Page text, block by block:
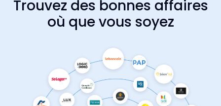
Trouvez des bonnes affaires
où que vous soyez